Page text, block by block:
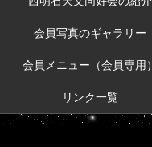
会員写真のギャラリー
会員メニュー（会員専用）
リンク一覧